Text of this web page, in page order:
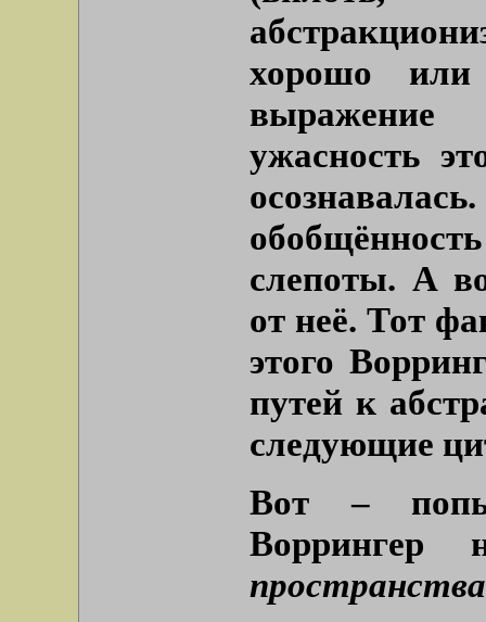
хорошо
ужасность
слепоты. А
от неё. Тот
этого
путей к
следующие
Вот –
Воррингер